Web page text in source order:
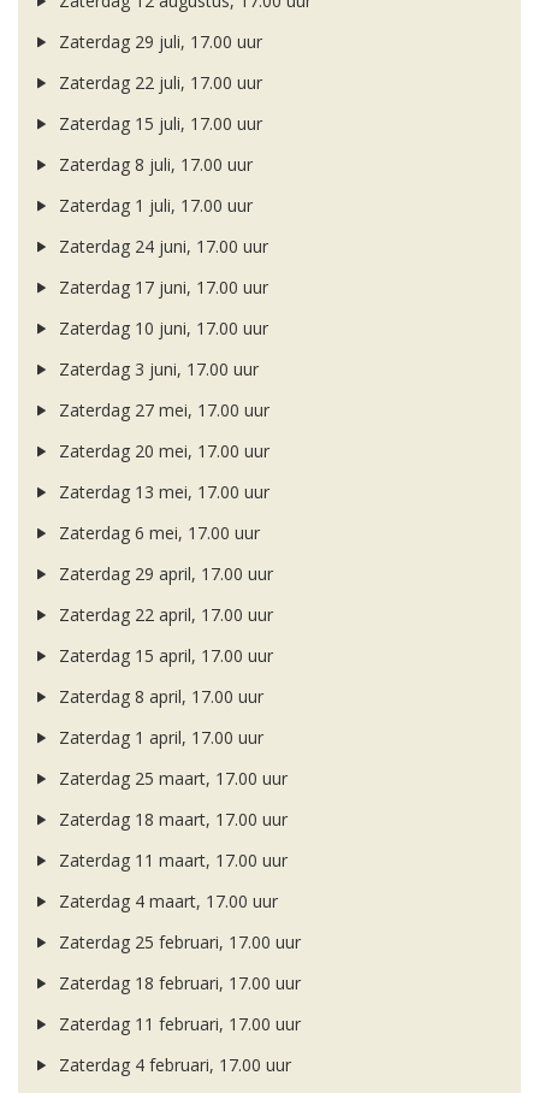
Zaterdag 29 juli, 17.00 uur
Zaterdag 22 juli, 17.00 uur
Zaterdag 15 juli, 17.00 uur
Zaterdag 8 juli, 17.00 uur
Zaterdag 1 juli, 17.00 uur
Zaterdag 24 juni, 17.00 uur
Zaterdag 17 juni, 17.00 uur
Zaterdag 10 juni, 17.00 uur
Zaterdag 3 juni, 17.00 uur
Zaterdag 27 mei, 17.00 uur
Zaterdag 20 mei, 17.00 uur
Zaterdag 13 mei, 17.00 uur
Zaterdag 6 mei, 17.00 uur
Zaterdag 29 april, 17.00 uur
Zaterdag 22 april, 17.00 uur
Zaterdag 15 april, 17.00 uur
Zaterdag 8 april, 17.00 uur
Zaterdag 1 april, 17.00 uur
Zaterdag 25 maart, 17.00 uur
Zaterdag 18 maart, 17.00 uur
Zaterdag 11 maart, 17.00 uur
Zaterdag 4 maart, 17.00 uur
Zaterdag 25 februari, 17.00 uur
Zaterdag 18 februari, 17.00 uur
Zaterdag 11 februari, 17.00 uur
Zaterdag 4 februari, 17.00 uur